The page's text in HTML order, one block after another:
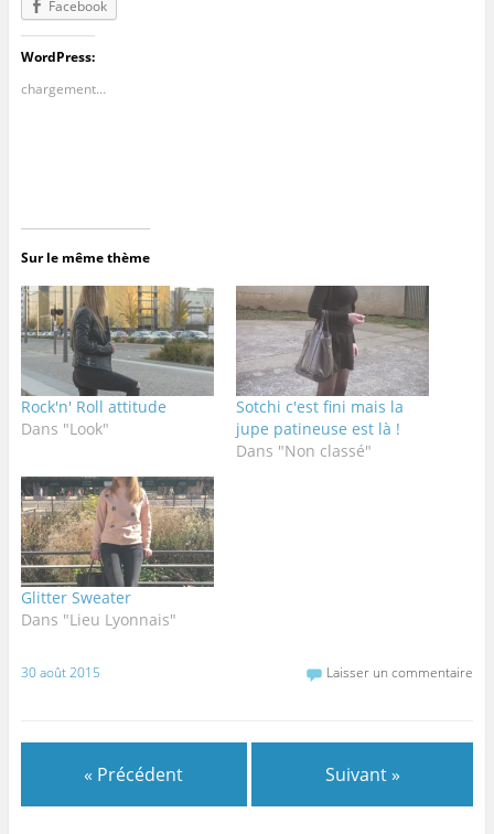
Facebook
WordPress:
chargement…
Sur le même thème
Rock'n' Roll attitude
Dans "Look"
Sotchi c'est fini mais la
jupe patineuse est là !
Dans "Non classé"
Glitter Sweater
Dans "Lieu Lyonnais"
30 août 2015 Laisser un commentaire
« Précédent Suivant »